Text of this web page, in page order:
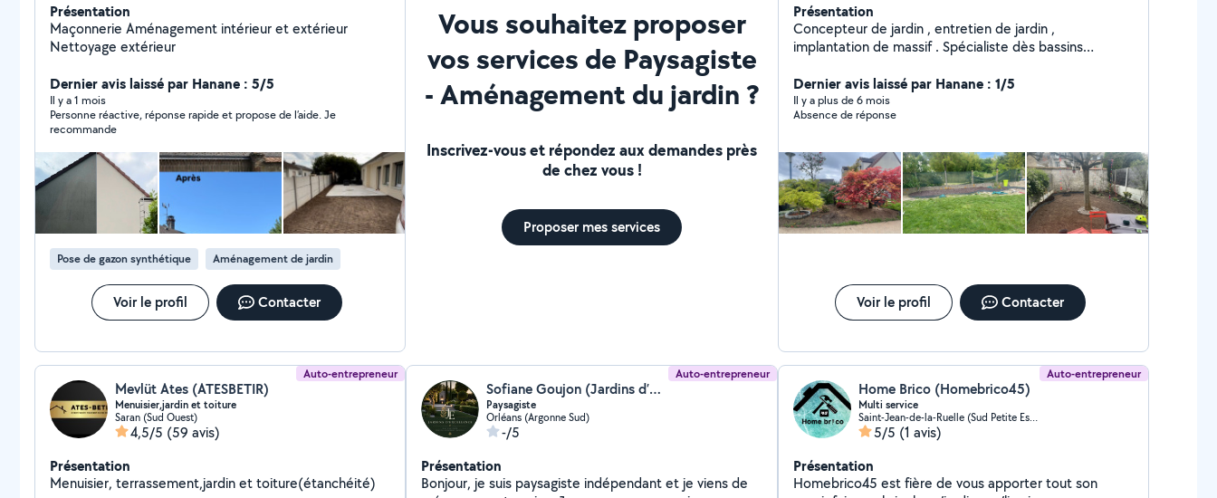
Présentation
Maçonnerie Aménagement intérieur et extérieur
Nettoyage extérieur
Dernier avis laissé par Hanane : 5/5
Il y a 1 mois
Personne réactive, réponse rapide et propose de l’aide. Je
recommande
Pose de gazon synthétique Aménagement de jardin
Voir le profil Contacter
Vous souhaitez proposer
vos services de Paysagiste
- Aménagement du jardin ?
Inscrivez-vous et répondez aux demandes près
de chez vous !
Proposer mes services
Présentation
Concepteur de jardin , entretien de jardin ,
implantation de massif . Spécialiste dès bassins
service livraison camion beine -Terre Terre végétale
Terre de bruyère Tourbe brune Tourbe blonde -Terreau
Terreau de plantation Terreau potager Terreau
Compost vert 2 granulométrie -Paillage Végétal Écorce
de pin 2 granulométrie Plaquette de peupliers Coque
de fèves de cacao Chanvre -Paillage Minéral Ardoise 2
granulométrie Brique 2 granulométrie Galet de mer 2
granulométrie Gravillon de seine Pouzzolane -Menhir
Dernier avis laissé par Hanane : 1/5
Il y a plus de 6 mois
Absence de réponse
Voir le profil Contacter
Auto-entrepreneur
Mevlüt Ates (ATESBETIR)
Menuisier,jardin et toiture
Saran (Sud Ouest)
4,5/5 (59 avis)
Présentation
Menuisier, terrassement,jardin et toiture(étanchéité)
Auto-entrepreneur
Sofiane Goujon (Jardins d’Excellence)
Paysagiste
Orléans (Argonne Sud)
-/5
Présentation
Bonjour, je suis paysagiste indépendant et je viens de
Auto-entrepreneur
Home Brico (Homebrico45)
Multi service
Saint-Jean-de-la-Ruelle (Sud Petite Espere)
5/5 (1 avis)
Présentation
Homebrico45 est fière de vous apporter tout son